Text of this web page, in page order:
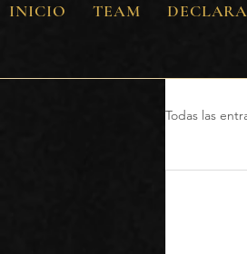
INICIO TEAM
Todas las